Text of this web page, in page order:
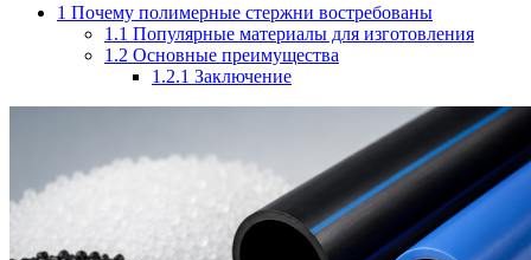
1 Почему полимерные стержни востребованы
1.1 Популярные материалы для изготовления
1.2 Основные преимущества
1.2.1 Заключение